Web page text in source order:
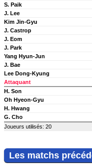
S. Paik
J. Lee
Kim Jin-Gyu
J. Castrop
J. Eom
J. Park
Yang Hyun-Jun
J. Bae
Lee Dong-Kyung
Attaquant
H. Son
Oh Hyeon-Gyu
H. Hwang
G. Cho
Joueurs utilisés: 20
Les matchs